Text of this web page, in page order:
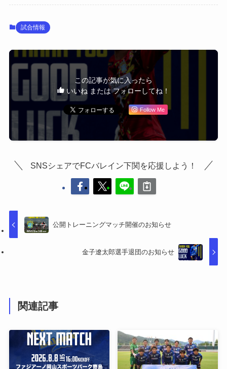
試合情報
この記事が気に入ったら
いいね または フォローしてね！
Follow Me
SNSシェアでFCバレイン下関を応援しよう！
公開トレーニングマッチ開催のお知らせ
金子遼太郎選手退団のお知らせ
関連記事